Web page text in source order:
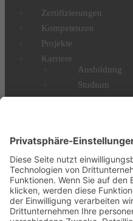
Zertifizierungen
Kompetenzen
Projekte
Karriere
Ausbildung
Studium
Profis &
Downloads
Datenschutz
Impressum